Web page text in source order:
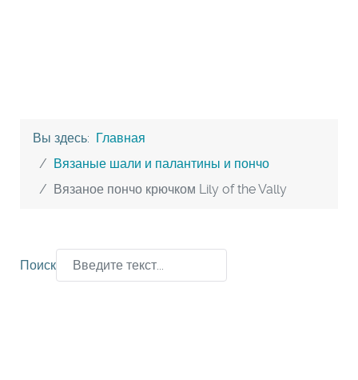
Вы здесь: Главная
Вязаные шали и палантины и пончо
Вязаное пончо крючком Lily of the Vally
Поиск